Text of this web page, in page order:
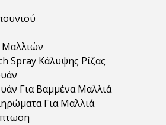
Μαλλιών
Spray Κάλυψης Ρίζας
Για Βαμμένα Μαλλιά
Για Μαλλιά